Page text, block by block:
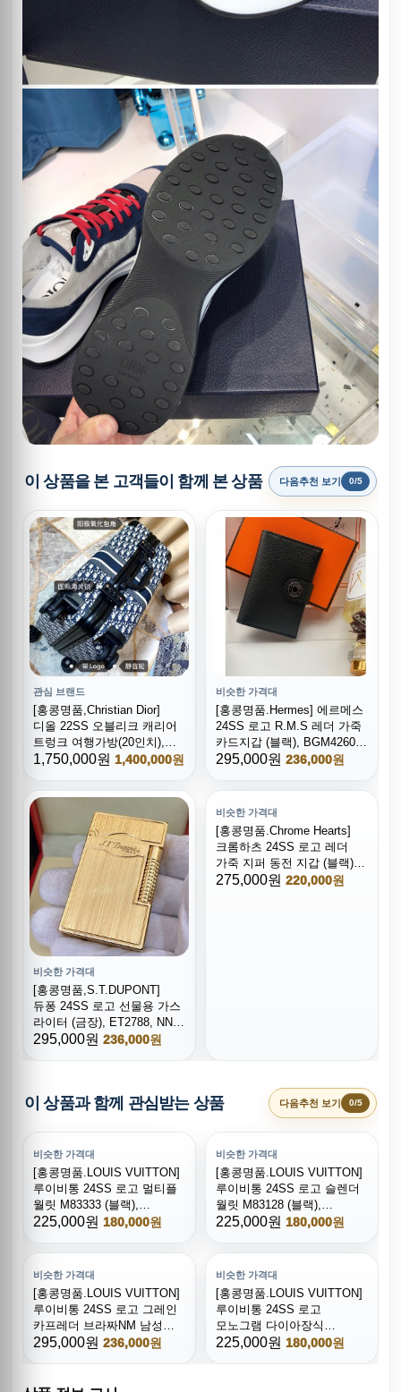
이 상품을 본 고객들이 함께 본 상품 다음추천 보기 0/5
관심 브랜드
[홍콩명품,Christian Dior]
디올 22SS 오블리크 캐리어
트렁크 여행가방(20인치),
CR036, B4, 홍콩명품쇼핑몰,
생활용품
1,750,000원 1,400,000원
비슷한 가격대
[홍콩명품.Hermes] 에르메스
24SS 로고 R.M.S 레더 가죽
카드지갑 (블랙), BGM4260,
H3, 명품지갑,
사이트,명품쇼핑몰
295,000원 236,000원
비슷한 가격대
[홍콩명품,S.T.DUPONT]
듀퐁 24SS 로고 선물용 가스
라이터 (금장), ET2788, NNT,
홍콩명품의류,구매대행,
295,000원 236,000원
비슷한 가격대
[홍콩명품.Chrome Hearts]
크롬하츠 24SS 로고 레더
가죽 지퍼 동전 지갑 (블랙),
BGM4078, CR1, 명품지갑,
275,000원 220,000원
이 상품과 함께 관심받는 상품 다음추천 보기 0/5
비슷한 가격대
[홍콩명품.LOUIS VUITTON]
루이비통 24SS 로고 멀티플
월릿 M83333 (블랙),
BGM4061, BDA, 명품지갑,
사이트,명품쇼핑몰
225,000원 180,000원
비슷한 가격대
[홍콩명품.LOUIS VUITTON]
루이비통 24SS 로고 슬렌더
월릿 M83128 (블랙),
BGM4059, BDA, 명품지갑,
사이트,명품쇼핑몰
225,000원 180,000원
비슷한 가격대
[홍콩명품.LOUIS VUITTON]
루이비통 24SS 로고 그레인
카프레더 브라짜NM 남성
장지갑 M83126 (블랙),
295,000원 236,000원
비슷한 가격대
[홍콩명품.LOUIS VUITTON]
루이비통 24SS 로고
모노그램 다이아장식
925실버 팔찌, ET2678, NNT,
225,000원 180,000원